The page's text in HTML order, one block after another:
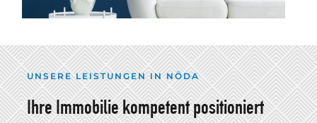
UNSERE LEISTUNGEN IN NÖDA
Ihre Immobilie kompetent positioniert